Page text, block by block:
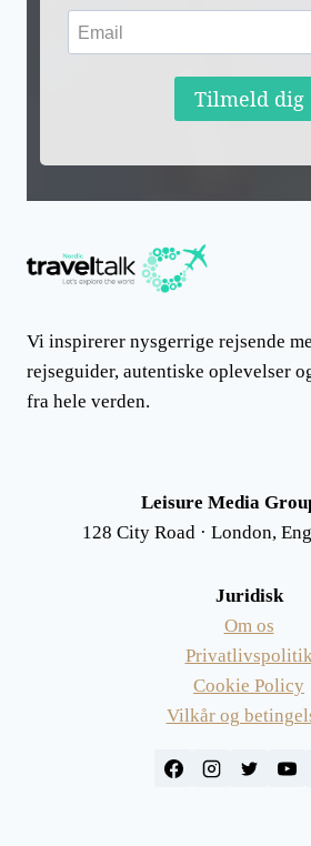
Tilmeld dig
Vi inspirerer nysgerrige rejsende
rejseguider, autentiske oplevelser
fra hele verden.
Leisure Media
128 City Road · London,
Juridisk
Om os
Cookie Policy
Vilkår og